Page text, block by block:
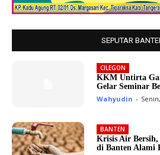
SEPUTAR
CILEGON
KKM Untirta
Gelar Seminar
Wahyudin -
BANTEN
Krisis Air
di Banten Alami